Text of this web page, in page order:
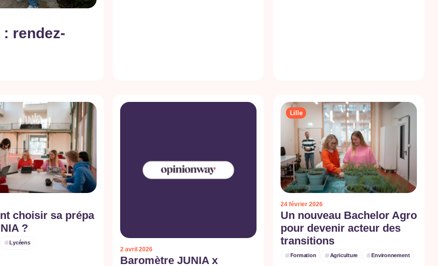
rendez-
choisir sa prépa
?
Lycéens
2 avril 2026
Baromètre JUNIA x
Lille
24 février 2026
Un nouveau Bachelor Agro
pour devenir acteur des
transitions
Formation Agriculture Environnement